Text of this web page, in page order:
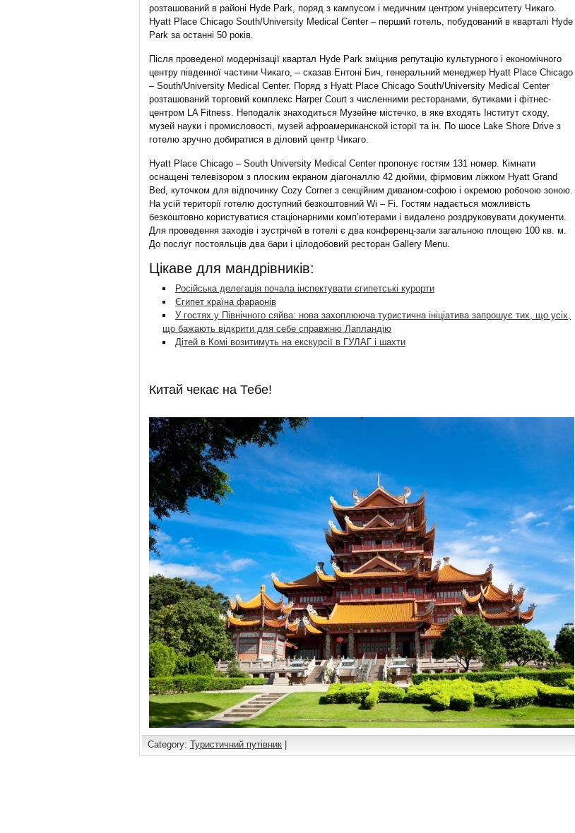
розташований в районі Hyde Park, поряд з кампусом і медичним центром університету Чикаго.
Hyatt Place Chicago South/University Medical Center – перший готель, побудований в кварталі Hyde
Park за останні 50 років.
Після проведеної модернізації квартал Hyde Park зміцнив репутацію культурного і економічного
центру південної частини Чикаго, – сказав Ентоні Бич, генеральний менеджер Hyatt Place Chicago
– South/University Medical Center. Поряд з Hyatt Place Chicago South/University Medical Center
розташований торговий комплекс Harper Court з численними ресторанами, бутиками і фітнес-
центром LA Fitness. Неподалік знаходиться Музейне містечко, в яке входять Інститут сходу,
музей науки і промисловості, музей афроамериканской історії та ін. По шосе Lake Shore Drive з
готелю зручно добиратися в діловий центр Чикаго.
Hyatt Place Chicago – South University Medical Center пропонує гостям 131 номер. Кімнати
оснащені телевізором з плоским екраном діагоналлю 42 дюйми, фірмовим ліжком Hyatt Grand
Bed, куточком для відпочинку Cozy Corner з секційним диваном-софою і окремою робочою зоною.
На усій території готелю доступний безкоштовний Wi – Fi. Гостям надається можливість
безкоштовно користуватися стаціонарними комп’ютерами і видалено роздруковувати документи.
Для проведення заходів і зустрічей в готелі є два конференц-зали загальною площею 100 кв. м.
До послуг постояльців два бари і цілодобовий ресторан Gallery Menu.
Цікаве для мандрівників:
Російська делегація почала інспектувати єгипетські курорти
Єгипет країна фараонів
У гостях у Північного сяйва: нова захоплююча туристична ініціатива запрошує тих, що усіх,
що бажають відкрити для себе справжню Лапландію
Дітей в Комі возитимуть на екскурсії в ГУЛАГ і шахти
Китай чекає на Тебе!
Category: Туристичний путівник